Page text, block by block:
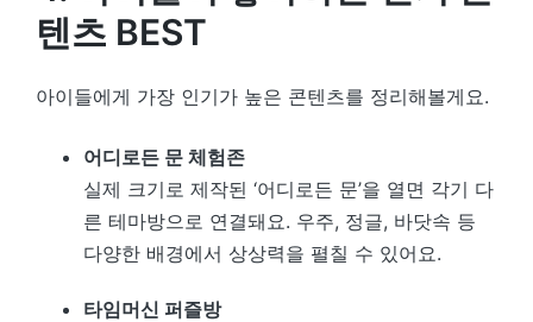
텐츠 BEST
아이들에게 가장 인기가 높은 콘텐츠를 정리해볼게요.
어디로든 문 체험존
실제 크기로 제작된 ‘어디로든 문’을 열면 각기 다
른 테마방으로 연결돼요. 우주, 정글, 바닷속 등
다양한 배경에서 상상력을 펼칠 수 있어요.
타임머신 퍼즐방